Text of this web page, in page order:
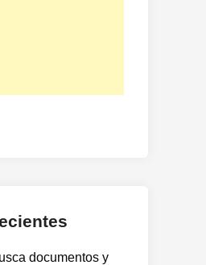
documentos y